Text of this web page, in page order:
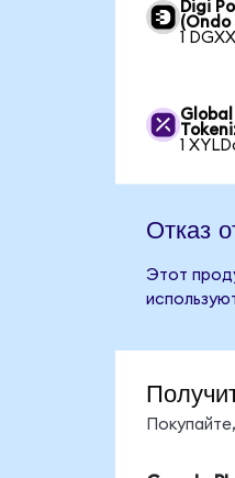
Digi
(Ondo
1
Global
1
Отказ
Этот